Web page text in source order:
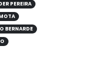
PEREIRA
BERNARDE